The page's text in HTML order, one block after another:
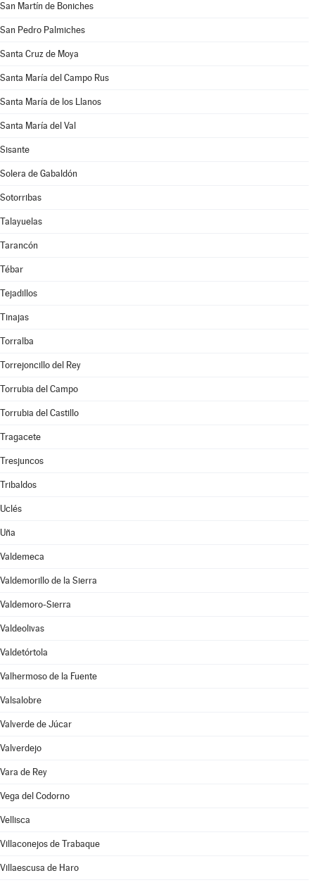
San Martín de Boniches
San Pedro Palmiches
Santa Cruz de Moya
Santa María del Campo Rus
Santa María de los Llanos
Santa María del Val
Sisante
Solera de Gabaldón
Sotorribas
Talayuelas
Tarancón
Tébar
Tejadillos
Tinajas
Torralba
Torrejoncillo del Rey
Torrubia del Campo
Torrubia del Castillo
Tragacete
Tresjuncos
Tribaldos
Uclés
Uña
Valdemeca
Valdemorillo de la Sierra
Valdemoro-Sierra
Valdeolivas
Valdetórtola
Valhermoso de la Fuente
Valsalobre
Valverde de Júcar
Valverdejo
Vara de Rey
Vega del Codorno
Vellisca
Villaconejos de Trabaque
Villaescusa de Haro